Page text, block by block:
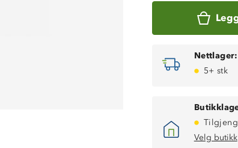
Nettlager:
5+ stk
Velg butikk